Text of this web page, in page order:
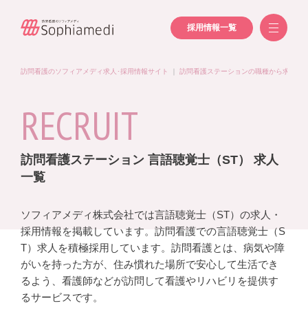
採用情報一覧
訪問看護のソフィアメディ求人･採用情報サイト 訪問看護ステーションの職種から求人を
RECRUIT
訪問看護ステーション 言語聴覚士（ST） 求人
一覧
ソフィアメディ株式会社では言語聴覚士（ST）の求人・
採用情報を掲載しています。訪問看護での言語聴覚士（S
T）求人を積極採用しています。訪問看護とは、病気や障
がいを持った方が、住み慣れた場所で安心して生活でき
るよう、看護師などが訪問して看護やリハビリを提供す
るサービスです。